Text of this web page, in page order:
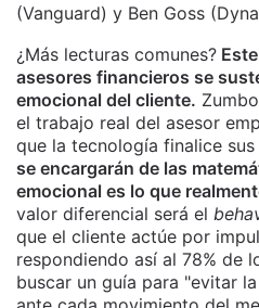
(Vanguard) y Ben Goss
¿Más lecturas comunes?
asesores financieros se
emocional del cliente.
el trabajo real del asesor
que la tecnología finalice sus
se encargarán de las
emocional es lo que
valor diferencial será el
que el cliente actúe por
respondiendo así al 78% de
buscar un guía para "evitar